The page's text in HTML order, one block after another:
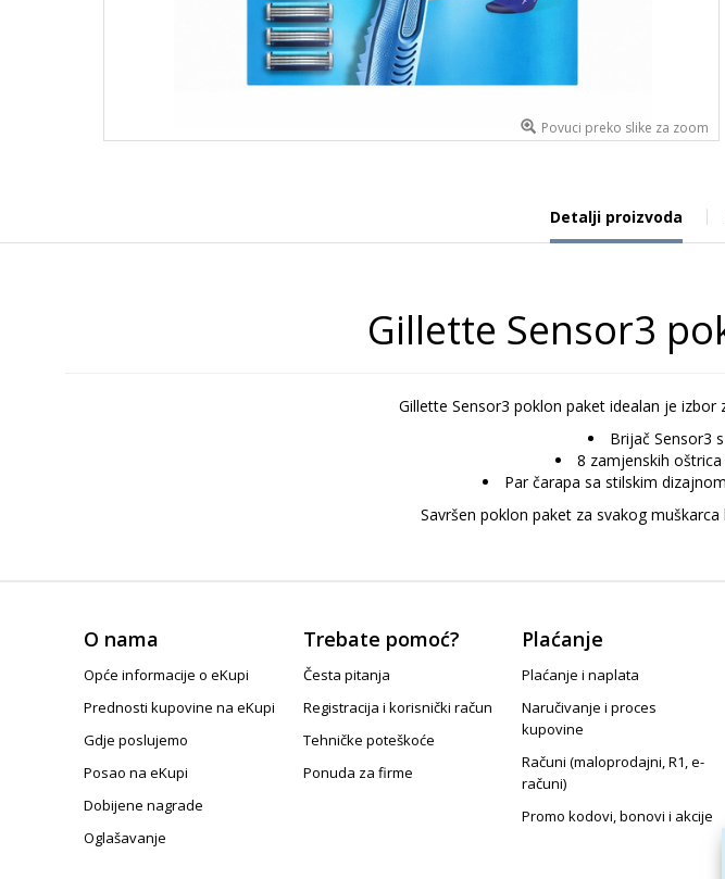
Povuci preko slike za zoom
Detalji proizvoda
Gillette Sensor3
Gillette Sensor3 poklon paket idealan je
Brijač Sensor3
8 zamjenskih
Par čarapa sa stilskim
Savršen poklon paket za svakog
O nama
Opće informacije o eKupi
Prednosti kupovine na eKupi
Gdje poslujemo
Posao na eKupi
Dobijene nagrade
Oglašavanje
Trebate pomoć?
Česta pitanja
Registracija i korisnički račun
Tehničke poteškoće
Ponuda za firme
Plaćanje
Plaćanje i naplata
Naručivanje i proces
kupovine
Računi (maloprodajni, R1, e-
računi)
Promo kodovi, bonovi i akcije